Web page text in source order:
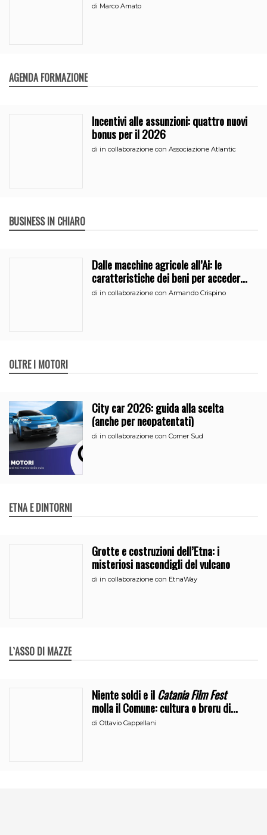
di Marco Amato
AGENDA FORMAZIONE
Incentivi alle assunzioni: quattro nuovi
bonus per il 2026
di in collaborazione con Associazione Atlantic
BUSINESS IN CHIARO
Dalle macchine agricole all’Ai: le
caratteristiche dei beni per accedere
all’iperammortamento
di in collaborazione con Armando Crispino
OLTRE I MOTORI
City car 2026: guida alla scelta
(anche per neopatentati)
di in collaborazione con Comer Sud
ETNA E DINTORNI
Grotte e costruzioni dell’Etna: i
misteriosi nascondigli del vulcano
di in collaborazione con EtnaWay
L`ASSO DI MAZZE
Niente soldi e ilCatania Film Fest
molla il Comune: cultura o broru di
ciciri?
diOttavio Cappellani